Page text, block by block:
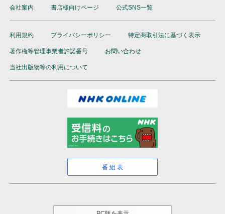
会社案内 書店様向けページ 公式SNS一覧
利用規約 プライバシーポリシー 特定商取引法に基づく表示
著作権等管理事業者許諾番号 お問い合わせ
当社出版物等の利用について
番組表